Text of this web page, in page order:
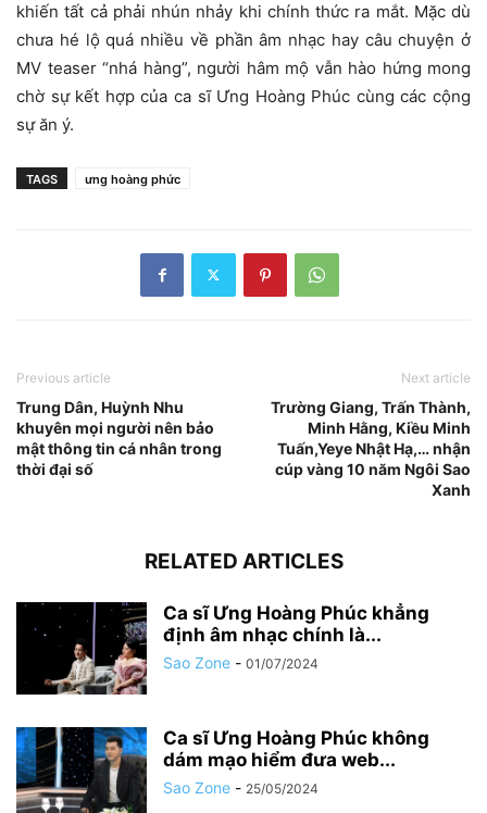
khiến tất cả phải nhún nhảy khi chính thức ra mắt. Mặc dù
chưa hé lộ quá nhiều về phần âm nhạc hay câu chuyện ở
MV teaser “nhá hàng”, người hâm mộ vẫn hào hứng mong
chờ sự kết hợp của ca sĩ Ưng Hoàng Phúc cùng các cộng
sự ăn ý.
TAGS ưng hoàng phức
Previous article
Trung Dân, Huỳnh Nhu
khuyên mọi người nên bảo
mật thông tin cá nhân trong
thời đại số
Next article
Trường Giang, Trấn Thành,
Minh Hằng, Kiều Minh
Tuấn,Yeye Nhật Hạ,… nhận
cúp vàng 10 năm Ngôi Sao
Xanh
RELATED ARTICLES
Ca sĩ Ưng Hoàng Phúc khẳng
định âm nhạc chính là...
Sao Zone - 01/07/2024
Ca sĩ Ưng Hoàng Phúc không
dám mạo hiểm đưa web...
Sao Zone - 25/05/2024